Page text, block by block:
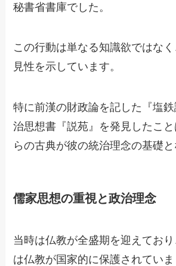
秘書省書庫でした。
この行動は単なる知識欲ではな
見性を示しています。
特に前漢の財政論を記した『塩
治思想書『説苑』を発見したこ
らの古典が彼の統治理念の基礎と
儒家思想の重視と政治理念
当時は仏教が全盛期を迎えてお
は仏教が国家的に保護されていま